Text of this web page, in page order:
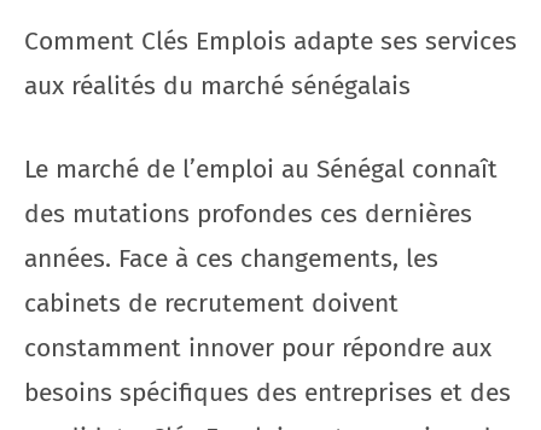
Comment Clés Emplois adapte ses services
aux réalités du marché sénégalais
Le marché de l’emploi au Sénégal connaît
des mutations profondes ces dernières
années. Face à ces changements, les
cabinets de recrutement doivent
constamment innover pour répondre aux
besoins spécifiques des entreprises et des